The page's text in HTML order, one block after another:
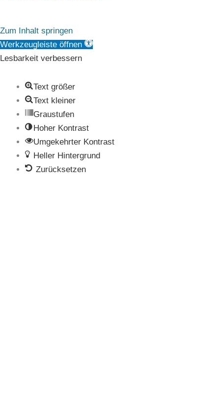
Zum Inhalt springen
Werkzeugleiste öffnen
Lesbarkeit verbessern
Text größer
Text kleiner
Graustufen
Hoher Kontrast
Umgekehrter Kontrast
Heller Hintergrund
Zurücksetzen